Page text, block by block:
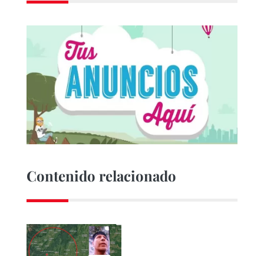
Contenido relacionado